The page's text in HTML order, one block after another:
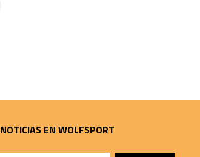
NOTICIAS EN WOLFSPORT